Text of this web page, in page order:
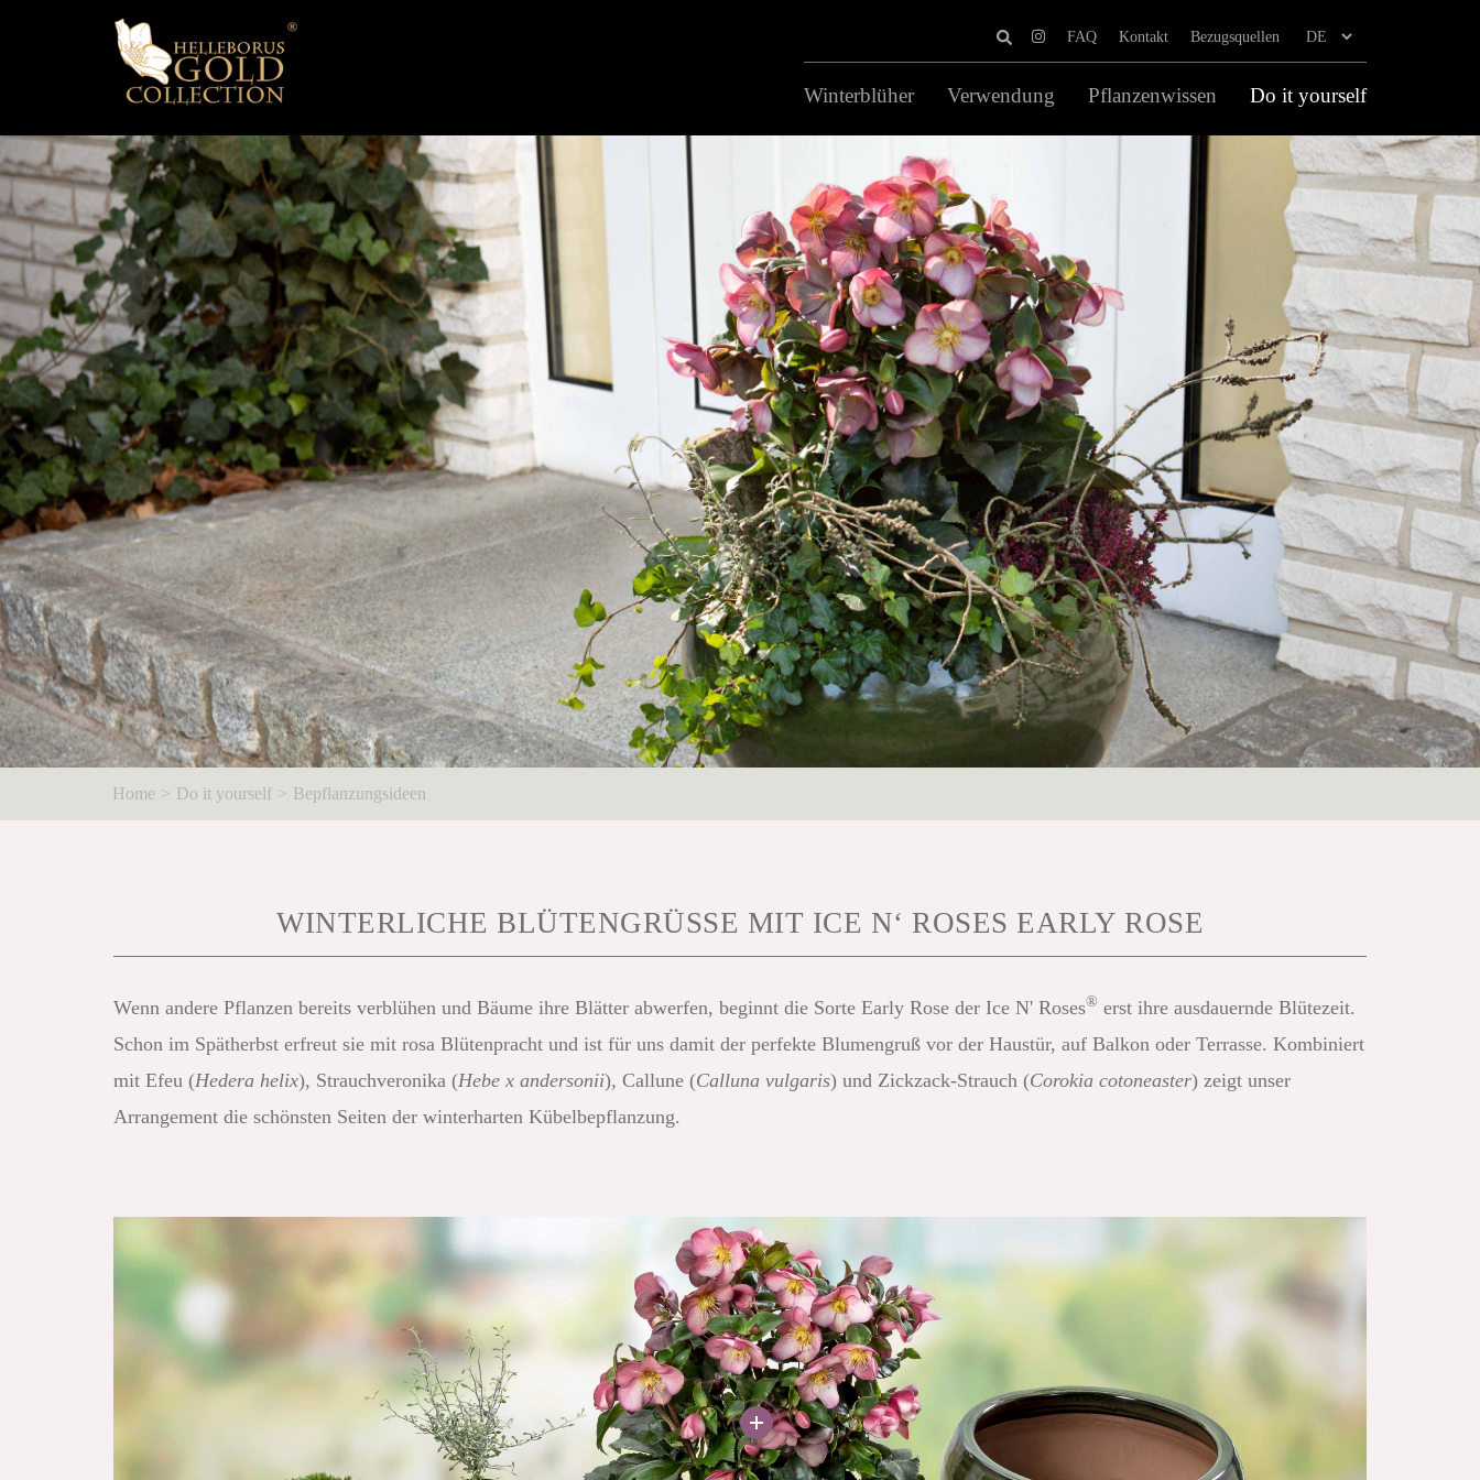
FAQ Kontakt Bezugsquellen
Winterblüher Verwendung Pflanzenwissen Do it yourself
Home Do it yourself Bepflanzungsideen
WINTERLICHE BLÜTENGRÜSSE MIT ICE N‘ ROSES EARLY ROSE
Wenn andere Pflanzen bereits verblühen und Bäume ihre Blätter abwerfen, beginnt die Sorte Early Rose der Ice N' Roses® erst ihre ausdauernde Blütezeit.
Schon im Spätherbst erfreut sie mit rosa Blütenpracht und ist für uns damit der perfekte Blumengruß vor der Haustür, auf Balkon oder Terrasse. Kombiniert
mit Efeu (Hedera helix), Strauchveronika (Hebe x andersonii), Callune (Calluna vulgaris) und Zickzack-Strauch (Corokia cotoneaster) zeigt unser
Arrangement die schönsten Seiten der winterharten Kübelbepflanzung.
More